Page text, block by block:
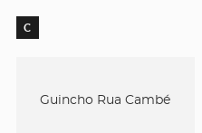
C
Guincho Rua Cambé